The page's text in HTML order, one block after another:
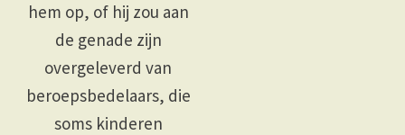
hem op, of hij zou aan
de genade zijn
overgeleverd van
beroepsbedelaars, die
soms kinderen